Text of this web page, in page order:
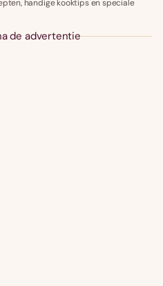
handige kooktips en speciale
de advertentie